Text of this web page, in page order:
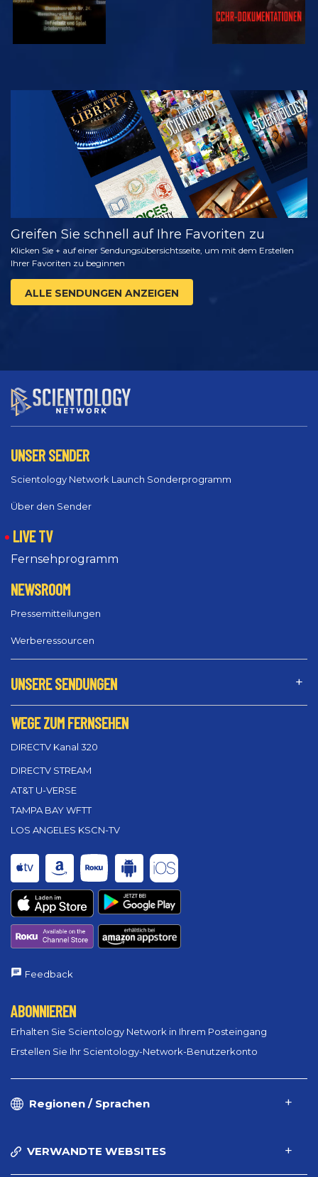
ANSEHEN
SERIE
ENTDECKEN
Greifen Sie schnell auf Ihre Favoriten zu
Klicken Sie + auf einer Sendungsübersichtsseite, um mit dem Erstellen
Ihrer Favoriten zu beginnen
ALLE SENDUNGEN ANZEIGEN
UNSER SENDER
Scientology Network Launch Sonderprogramm
Über den Sender
LIVE TV
Fernsehprogramm
NEWSROOM
Pressemitteilungen
Werberessourcen
UNSERE SENDUNGEN
WEGE ZUM FERNSEHEN
DIRECTV Kanal 320
DIRECTV STREAM
AT&T U-VERSE
TAMPA BAY WFTT
LOS ANGELES KSCN-TV
Feedback
ABONNIEREN
Erhalten Sie Scientology Network in Ihrem Posteingang
Erstellen Sie Ihr Scientology-Network-Benutzerkonto
Regionen / Sprachen
VERWANDTE WEBSITES